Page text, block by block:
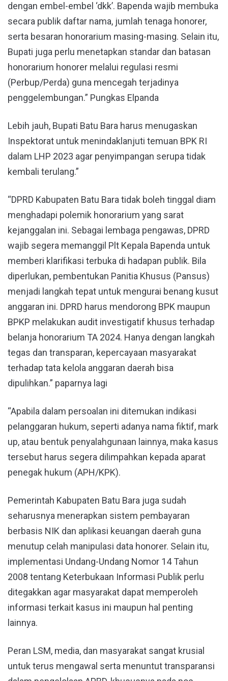
dengan embel-embel ‘dkk’. Bapenda wajib membuka
secara publik daftar nama, jumlah tenaga honorer,
serta besaran honorarium masing-masing. Selain itu,
Bupati juga perlu menetapkan standar dan batasan
honorarium honorer melalui regulasi resmi
(Perbup/Perda) guna mencegah terjadinya
penggelembungan.” Pungkas Elpanda
Lebih jauh, Bupati Batu Bara harus menugaskan
Inspektorat untuk menindaklanjuti temuan BPK RI
dalam LHP 2023 agar penyimpangan serupa tidak
kembali terulang.”
“DPRD Kabupaten Batu Bara tidak boleh tinggal diam
menghadapi polemik honorarium yang sarat
kejanggalan ini. Sebagai lembaga pengawas, DPRD
wajib segera memanggil Plt Kepala Bapenda untuk
memberi klarifikasi terbuka di hadapan publik. Bila
diperlukan, pembentukan Panitia Khusus (Pansus)
menjadi langkah tepat untuk mengurai benang kusut
anggaran ini. DPRD harus mendorong BPK maupun
BPKP melakukan audit investigatif khusus terhadap
belanja honorarium TA 2024. Hanya dengan langkah
tegas dan transparan, kepercayaan masyarakat
terhadap tata kelola anggaran daerah bisa
dipulihkan.” paparnya lagi
“Apabila dalam persoalan ini ditemukan indikasi
pelanggaran hukum, seperti adanya nama fiktif, mark
up, atau bentuk penyalahgunaan lainnya, maka kasus
tersebut harus segera dilimpahkan kepada aparat
penegak hukum (APH/KPK).
Pemerintah Kabupaten Batu Bara juga sudah
seharusnya menerapkan sistem pembayaran
berbasis NIK dan aplikasi keuangan daerah guna
menutup celah manipulasi data honorer. Selain itu,
implementasi Undang-Undang Nomor 14 Tahun
2008 tentang Keterbukaan Informasi Publik perlu
ditegakkan agar masyarakat dapat memperoleh
informasi terkait kasus ini maupun hal penting
lainnya.
Peran LSM, media, dan masyarakat sangat krusial
untuk terus mengawal serta menuntut transparansi